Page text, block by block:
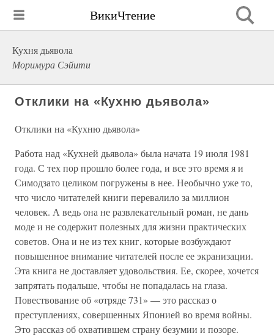
ВикиЧтение
Кухня дьявола
Моримура Сэйити
Отклики на «Кухню дьявола»
Отклики на «Кухню дьявола»
Работа над «Кухней дьявола» была начата 19 июля 1981
года. С тех пор прошло более года, и все это время я и
Симодзато целиком погружены в нее. Необычно уже то,
что число читателей книги перевалило за миллион
человек. А ведь она не развлекательный роман, не дань
моде и не содержит полезных для жизни практических
советов. Она и не из тех книг, которые возбуждают
повышенное внимание читателей после ее экранизации.
Эта книга не доставляет удовольствия. Ее, скорее, хочется
запрятать подальше, чтобы не попадалась на глаза.
Повествование об «отряде 731» — это рассказ о
преступлениях, совершенных Японией во время войны.
Это рассказ об охватившем страну безумии и позоре.